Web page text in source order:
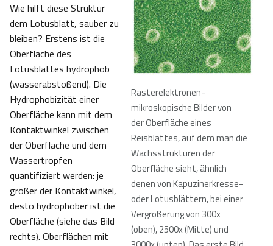
Rasterelektronen-
mikroskopische Bilder von
der Oberfläche eines
Reisblattes, auf dem man die
Wachsstrukturen der
Oberfläche sieht, ähnlich
denen von Kapuzinerkresse-
oder Lotusblättern, bei einer
Vergrößerung von 300x
(oben), 2500x (Mitte) und
Wie hilft diese Struktur
dem Lotusblatt, sauber zu
bleiben? Erstens ist die
Oberfläche des
Lotusblattes hydrophob
(wasserabstoßend). Die
Hydrophobizität einer
Oberfläche kann mit dem
Kontaktwinkel zwischen
der Oberfläche und dem
Wassertropfen
quantifiziert werden: je
größer der Kontaktwinkel,
desto hydrophober ist die
Oberfläche (siehe das Bild
rechts). Oberflächen mit